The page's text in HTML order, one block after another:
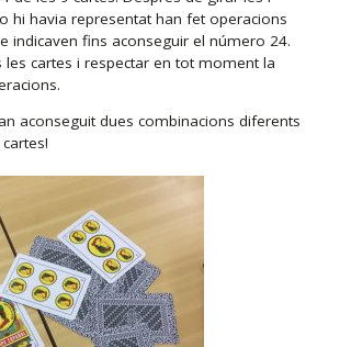
hi havia representat han fet operacions
indicaven fins aconseguir el número 24.
les cartes i respectar en tot moment la
aconseguit dues combinacions diferents